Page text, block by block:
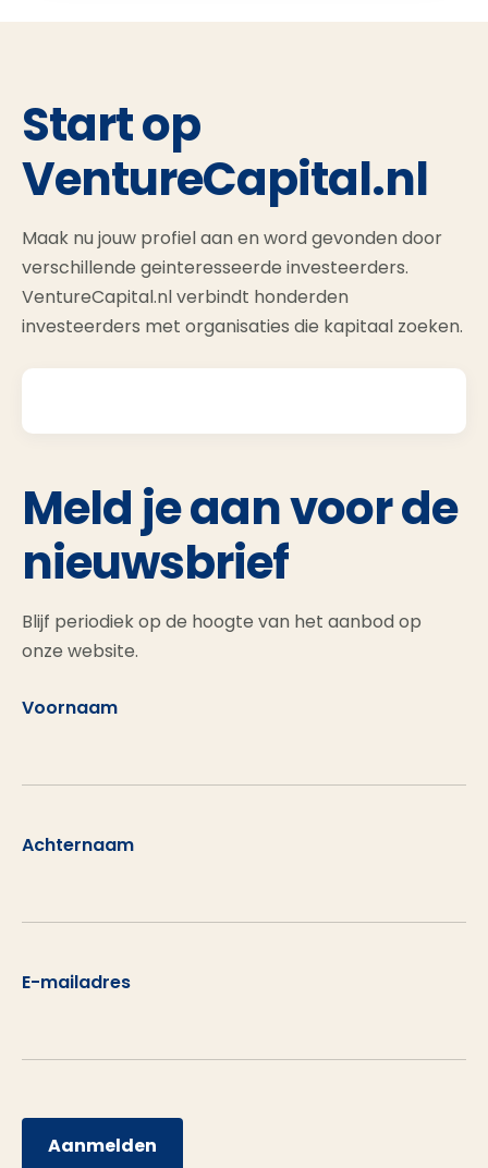
Start op
VentureCapital.nl
Maak nu jouw profiel aan en word gevonden door
verschillende geinteresseerde investeerders.
VentureCapital.nl verbindt honderden
investeerders met organisaties die kapitaal zoeken.
Meld je aan voor de
nieuwsbrief
Blijf periodiek op de hoogte van het aanbod op
onze website.
Voornaam
Achternaam
E-mailadres
Aanmelden